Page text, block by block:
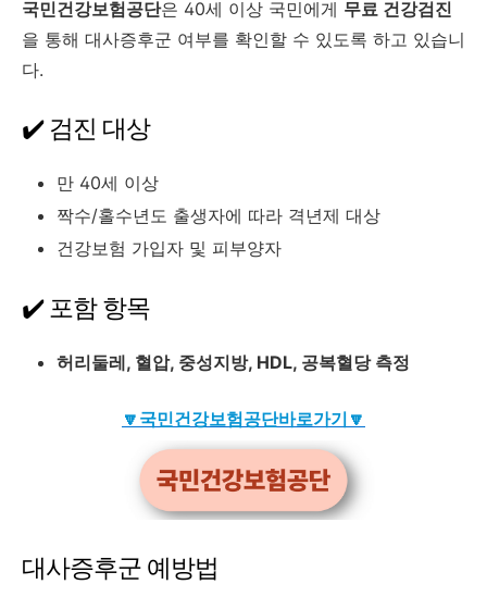
국민건강보험공단은 40세 이상 국민에게 무료 건강검진
을 통해 대사증후군 여부를 확인할 수 있도록 하고 있습니
다.
✔️ 검진 대상
만 40세 이상
짝수/홀수년도 출생자에 따라 격년제 대상
건강보험 가입자 및 피부양자
✔️ 포함 항목
허리둘레, 혈압, 중성지방, HDL, 공복혈당 측정
🔽국민건강보험공단바로가기🔽
대사증후군 예방법